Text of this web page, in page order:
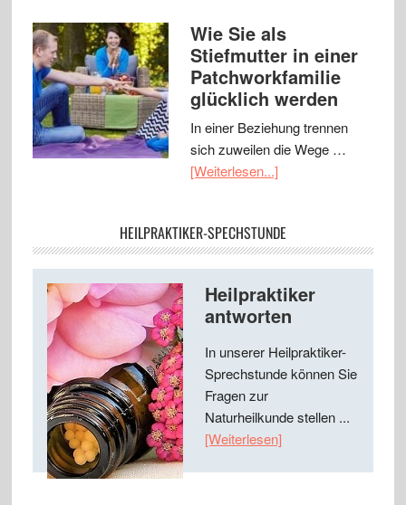
Wie Sie als
Stiefmutter in einer
Patchworkfamilie
glücklich werden
In einer Beziehung trennen
sich zuweilen die Wege …
[Weiterlesen...]
HEILPRAKTIKER-SPECHSTUNDE
Heilpraktiker
antworten
In unserer Heilpraktiker-
Sprechstunde können Sie
Fragen zur
Naturheilkunde stellen ...
[Weiterlesen]